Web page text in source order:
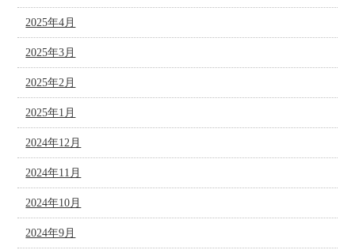
2025年4月
2025年3月
2025年2月
2025年1月
2024年12月
2024年11月
2024年10月
2024年9月